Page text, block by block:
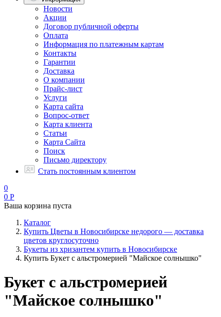
Новости
Акции
Договор публичной оферты
Оплата
Информация по платежным картам
Контакты
Гарантии
Доставка
О компании
Прайс-лист
Услуги
Карта сайта
Вопрос-ответ
Карта клиента
Статьи
Карта Сайта
Поиск
Письмо директору
Стать постоянным клиентом
0
0 Р
Ваша корзина пуста
Каталог
Купить Цветы в Новосибирске недорого — доставка
цветов круглосуточно
Букеты из хризантем купить в Новосибирске
Купить Букет с альстромерией "Майское солнышко"
Букет с альстромерией
"Майское солнышко"